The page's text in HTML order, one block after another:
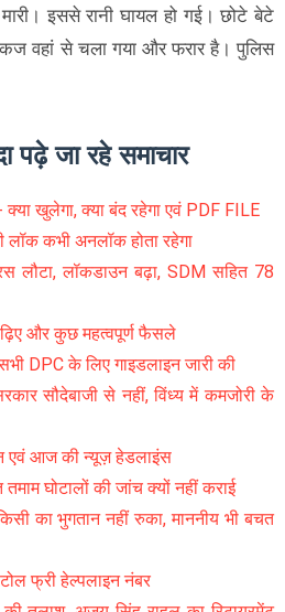
इससे रानी घायल हो गई। छोटे बेटे
वहां से चला गया और फरार है। पुलिस
पढ़े जा रहे समाचार
खुलेगा, क्या बंद रहेगा एवं PDF FILE
कभी अनलॉक होता रहेगा
लौटा, लॉकडाउन बढ़ा, SDM सहित 78
और कुछ महत्वपूर्ण फैसले
DPC के लिए गाइडलाइन जारी की
सौदेबाजी से नहीं, विंध्य में कमजोरी के
एवं आज की न्यूज़ हेडलाइंस
घोटालों की जांच क्यों नहीं कराई
का भुगतान नहीं रुका, माननीय भी बचत
फ्री हेल्पलाइन नंबर